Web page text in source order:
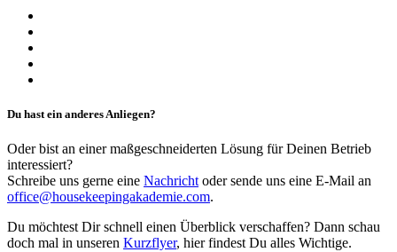
Du hast ein anderes Anliegen?
Oder bist an einer maßgeschneiderten Lösung für Deinen Betrieb
interessiert?
Schreibe uns gerne eine Nachricht oder sende uns eine E-Mail an
office@housekeepingakademie.com.
Du möchtest Dir schnell einen Überblick verschaffen? Dann schau
doch mal in unseren Kurzflyer, hier findest Du alles Wichtige.